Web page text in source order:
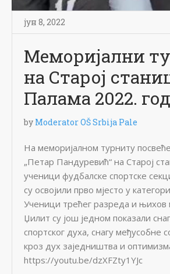
јун 8, 2022
Меморијални
на Старој
Палама 2022.
by Moderator OŠ Srbija Pale
На меморијалном турниту
„Петар Пандуревић“ на Старој
ученици фудбалске спортске
су освојили прво мјесто у
Ученици трећег разреда и њихов
Џилит су још једном показали
спортског духа, снагу међусобне
кроз дух заједништва и
https://youtu.be/dzXFZty1YJc